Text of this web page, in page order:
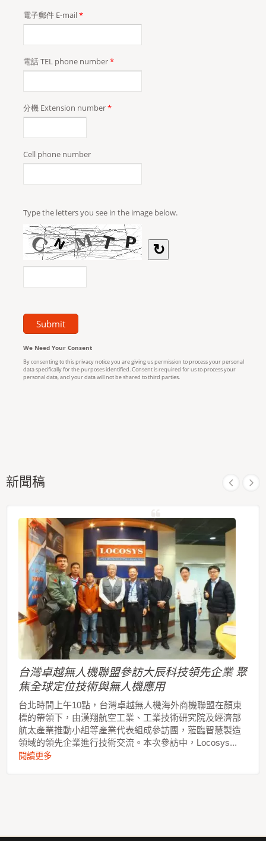
新聞稿
台灣卓越無人機聯盟參訪大辰科技領先企業 聚
焦全球定位技術與無人機應用
台北時間上午10點，台灣卓越無人機海外商機聯盟在顏東
標的帶領下，由漢翔航空工業、工業技術研究院及經濟部
航太產業推動小組等產業代表組成參訪團，蒞臨智慧製造
領域的領先企業進行技術交流。本次參訪中，Locosys...
閱讀更多